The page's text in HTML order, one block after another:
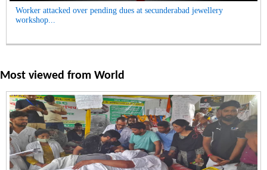
Worker attacked over pending dues at secunderabad jewellery
workshop...
Most viewed from World